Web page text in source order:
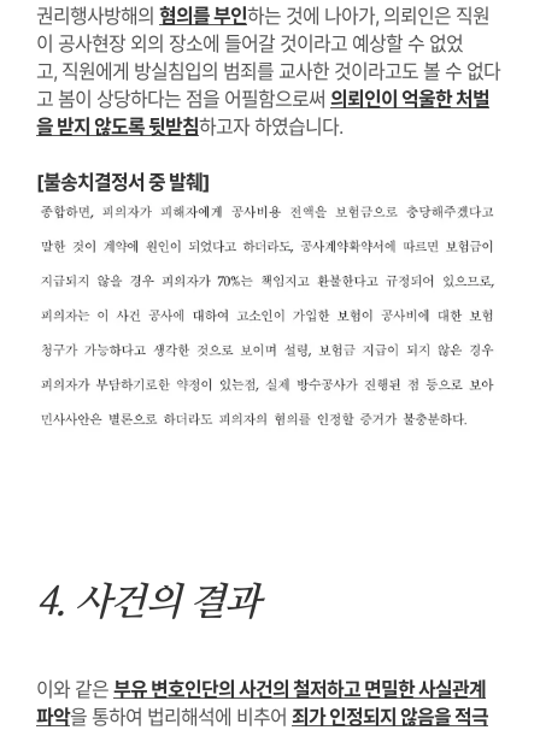
권리행사방해의 혐의를 부인하는 것에 나아가, 의뢰인은 직원
이 공사현장 외의 장소에 들어갈 것이라고 예상할 수 없었
고, 직원에게 방실침입의 범죄를 교사한 것이라고도 볼 수 없다
고 봄이 상당하다는 점을 어필함으로써 의뢰인이 억울한 처벌
을 받지 않도록 뒷받침하고자 하였습니다.
[불송치결정서 중 발췌]
4. 사건의 결과
이와 같은 부유 변호인단의 사건의 철저하고 면밀한 사실관계
파악을 통하여 법리해석에 비추어 죄가 인정되지 않음을 적극